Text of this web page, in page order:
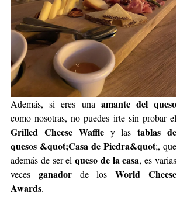
Además, si eres una amante del queso
Grilled Cheese Waffle y las tablas de
quesos &quot;Casa de Piedra&quot;, que
además de ser el queso de la casa, es varias
veces ganador de los World Cheese
Awards.